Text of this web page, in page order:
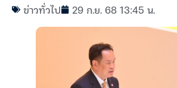
ข่าวทั่วไป 29 ก.ย. 68 13:45 น.